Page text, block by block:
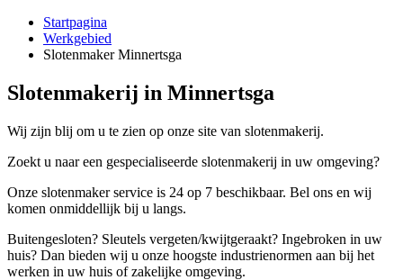
Startpagina
Werkgebied
Slotenmaker Minnertsga
Slotenmakerij in Minnertsga
Wij zijn blij om u te zien op onze site van slotenmakerij.
Zoekt u naar een gespecialiseerde slotenmakerij in uw omgeving?
Onze slotenmaker service is 24 op 7 beschikbaar. Bel ons en wij
komen onmiddellijk bij u langs.
Buitengesloten? Sleutels vergeten/kwijtgeraakt? Ingebroken in uw
huis? Dan bieden wij u onze hoogste industrienormen aan bij het
werken in uw huis of zakelijke omgeving.